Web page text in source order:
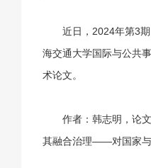
近日，2024年第3
海交通大学国际与公共
术论文。
作者：韩志明，论
其融合治理——对国家